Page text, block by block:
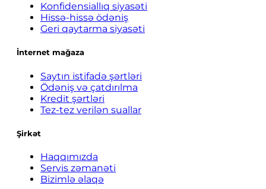
Konfidensiallıq siyasəti
Hissə-hissə ödəniş
Geri qaytarma siyasəti
İnternet mağaza
Saytın istifadə şərtləri
Ödəniş və çatdırılma
Kredit şərtləri
Tez-tez verilən suallar
Şirkət
Haqqımızda
Servis zəmanəti
Bizimlə əlaqə